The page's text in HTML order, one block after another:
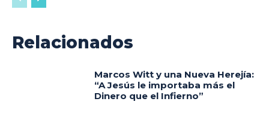
Relacionados
Marcos Witt y una Nueva Herejía:
“A Jesús le importaba más el
Dinero que el Infierno”